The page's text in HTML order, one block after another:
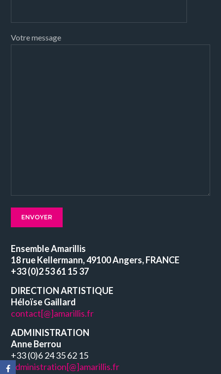
Votre message
Ensemble Amarillis
18 rue Kellermann, 49100 Angers, FRANCE
+33 (0)2 53 61 15 37
DIRECTION ARTISTIQUE
Héloïse Gaillard
contact[@]amarillis.fr
ADMINISTRATION
Anne Berrou
+33 (0)6 24 35 62 15
administration[@]amarillis.fr